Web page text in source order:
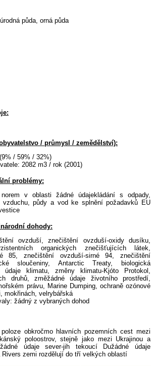
půda, orná půda
/ průmysl / zemědělství):
/ 59% / 32%)
2082 m3 / rok (2001)
problémy:
norem v oblasti žádné údajekládání s odpady,
vzduchu, půdy a vod ke splnění požadavků EU
dohody:
ovzduší, znečištění ovzduší-oxidy dusíku,
organických znečišťujících látek,
85, znečištění ovzduší-sirné 94, znečištění
sloučeniny, Antarctic Treaty, biologická
údaje klimatu, změny klimatu-Kjóto Protokol,
druhů, změžádné údaje životního prostředí,
právu, Marine Dumping, ochraně ozónové
mokřinách, velrybářská
žádný z vybraných dohod
obkročmo hlavních pozemních cest mezi
poloostrov, stejně jako mezi Ukrajinou a
údaje sever-jih tekoucí Dužádné údaje
Rivers zemi rozdělují do tří velkých oblastí